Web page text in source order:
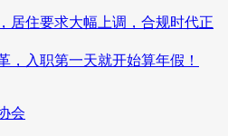
居住要求大幅上调，合规时代正
，入职第一天就开始算年假！
会